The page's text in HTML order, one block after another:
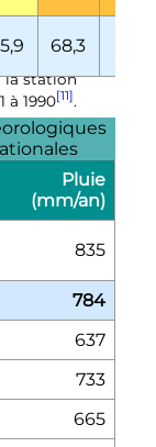
68,3
la station
à 1990[11].
Pluie
(mm/an)
835
784
637
733
665